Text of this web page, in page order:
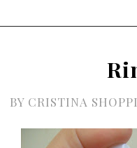
BY CRISTINA